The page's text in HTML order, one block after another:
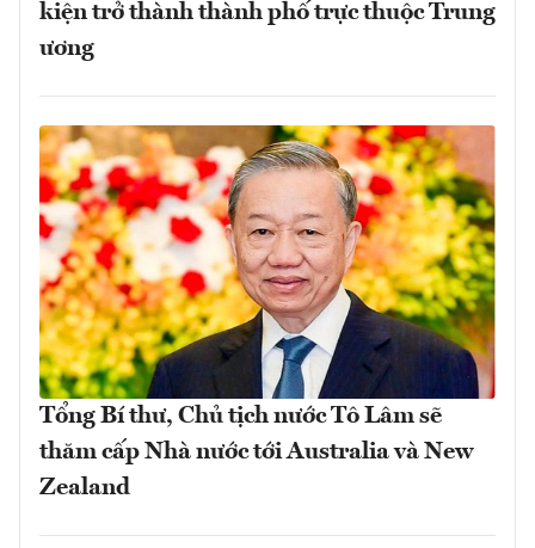
kiện trở thành thành phố trực thuộc Trung
ương
Tổng Bí thư, Chủ tịch nước Tô Lâm sẽ
thăm cấp Nhà nước tới Australia và New
Zealand